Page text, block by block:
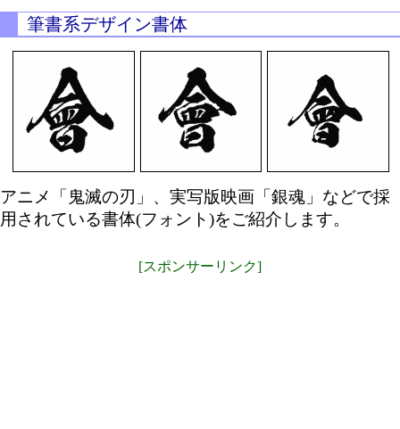
筆書系デザイン書体
アニメ「鬼滅の刃」、実写版映画「銀魂」などで採
用されている書体(フォント)をご紹介します。
[スポンサーリンク]